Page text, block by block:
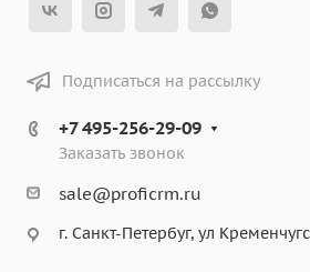
Подписаться на рассылку
+7 495-256-29-09
Заказать звонок
sale@proficrm.ru
г. Санкт-Петербуг, ул